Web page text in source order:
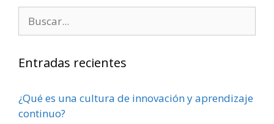
Entradas recientes
¿Qué es una cultura de innovación y aprendizaje
continuo?